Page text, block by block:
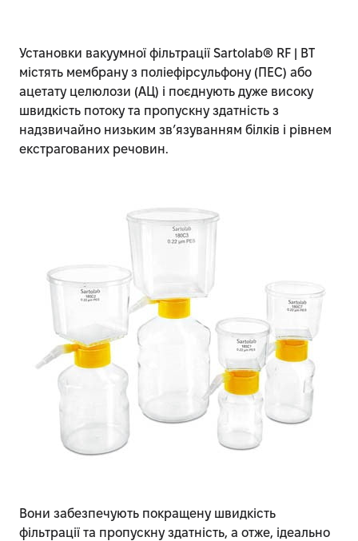
Установки вакуумної фільтрації Sartolab® RF | BT
містять мембрану з поліефірсульфону (ПЕС) або
ацетату целюлози (АЦ) і поєднують дуже високу
швидкість потоку та пропускну здатність з
надзвичайно низьким зв’язуванням білків і рівнем
екстрагованих речовин.
Вони забезпечують покращену швидкість
фільтрації та пропускну здатність, а отже, ідеально